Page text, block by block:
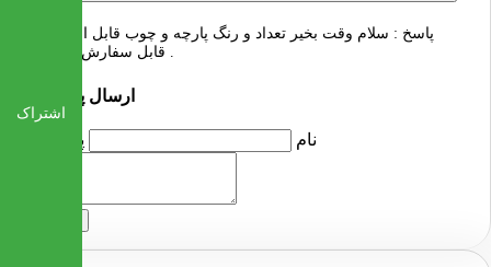
پاسخ : سلام وقت بخیر تعداد و رنگ پارچه و چوب قابل انتخاب و
قابل سفارش میباشد .
ارسال پرسش
نام پرسش
اشتراک